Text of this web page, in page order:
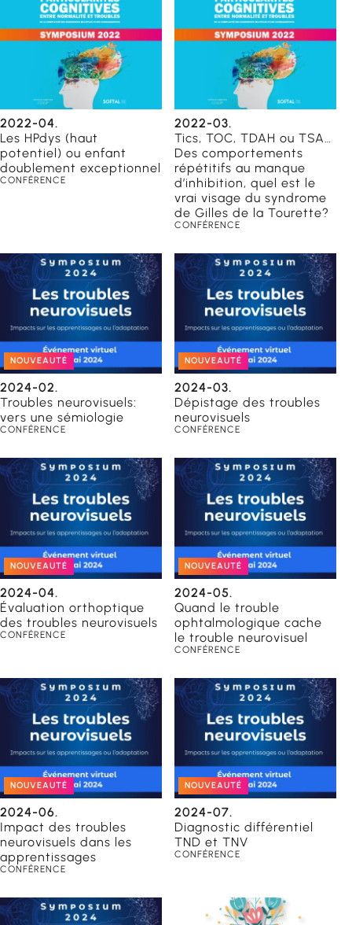
2022-04.
Les HPdys (haut
potentiel) ou enfant
doublement exceptionnel
CONFÉRENCE
2022-03.
Tics, TOC, TDAH ou TSA…
Des comportements
répétitifs au manque
d’inhibition, quel est le
vrai visage du syndrome
de Gilles de la Tourette?
CONFÉRENCE
NOUVEAUTÉ
2024-02.
Troubles neurovisuels:
vers une sémiologie
CONFÉRENCE
NOUVEAUTÉ
2024-03.
Dépistage des troubles
neurovisuels
CONFÉRENCE
NOUVEAUTÉ
2024-04.
Évaluation orthoptique
des troubles neurovisuels
CONFÉRENCE
NOUVEAUTÉ
2024-05.
Quand le trouble
ophtalmologique cache
le trouble neurovisuel
CONFÉRENCE
NOUVEAUTÉ
2024-06.
Impact des troubles
neurovisuels dans les
apprentissages
CONFÉRENCE
NOUVEAUTÉ
2024-07.
Diagnostic différentiel
TND et TNV
CONFÉRENCE